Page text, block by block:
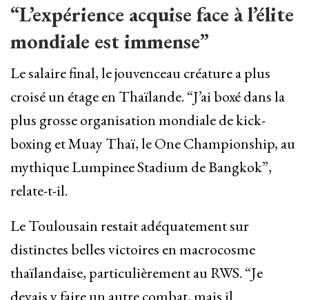
“L’expérience acquise face à l’élite
mondiale est immense”
Le salaire final, le jouvenceau créature a plus
croisé un étage en Thaïlande. “J’ai boxé dans la
plus grosse organisation mondiale de kick-
boxing et Muay Thaï, le One Championship, au
mythique Lumpinee Stadium de Bangkok”,
relate-t-il.
Le Toulousain restait adéquatement sur
distinctes belles victoires en macrocosme
thaïlandaise, particulièrement au RWS. “Je